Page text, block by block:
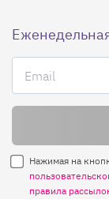
Нажимая на
правила